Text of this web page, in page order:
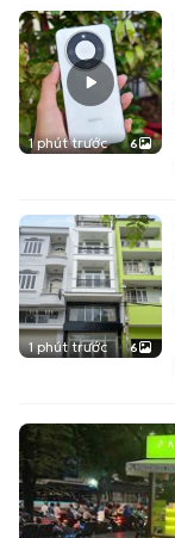
1 phút trước 6
1 phút trước 6